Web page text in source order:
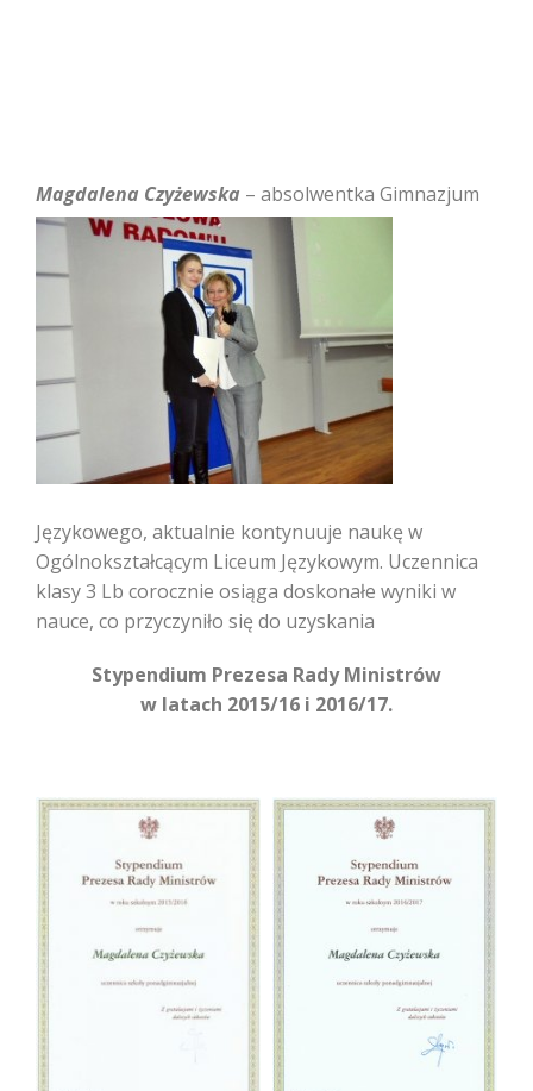
Magdalena Czyżewska – absolwentka Gimnazjum
Językowego, aktualnie kontynuuje naukę w
Ogólnokształcącym Liceum Językowym. Uczennica
klasy 3 Lb corocznie osiąga doskonałe wyniki w
nauce, co przyczyniło się do uzyskania
Stypendium Prezesa Rady Ministrów
w latach 2015/16 i 2016/17.